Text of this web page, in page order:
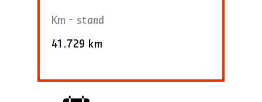
Km - stand
41.729 km